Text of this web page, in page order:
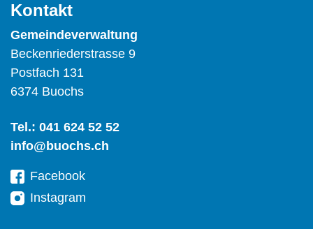
Kontakt
Gemeindeverwaltung
Beckenriederstrasse 9
Postfach 131
6374 Buochs
Tel.: 041 624 52 52
info@buochs.ch
Facebook
Instagram